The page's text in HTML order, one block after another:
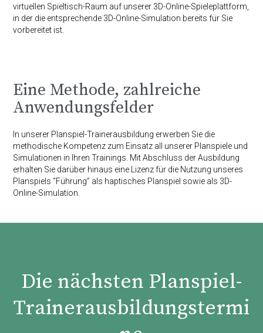
virtuellen Spieltisch-Raum auf unserer 3D-Online-Spieleplattform,
in der die entsprechende 3D-Online-Simulation bereits für Sie
vorbereitet ist.
Eine Methode, zahlreiche
Anwendungsfelder
In unserer Planspiel-Trainerausbildung erwerben Sie die
methodische Kompetenz zum Einsatz all unserer Planspiele und
Simulationen in Ihren Trainings. Mit Abschluss der Ausbildung
erhalten Sie darüber hinaus eine Lizenz für die Nutzung unseres
Planspiels “Führung” als haptisches Planspiel sowie als 3D-
Online-Simulation.
Die nächsten Planspiel-
Trainerausbildungstermi